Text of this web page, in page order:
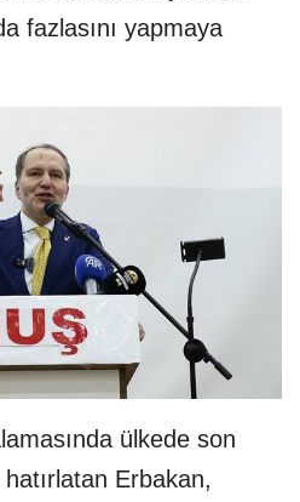
fazlasını yapmaya
ülkede son
hatırlatan Erbakan,